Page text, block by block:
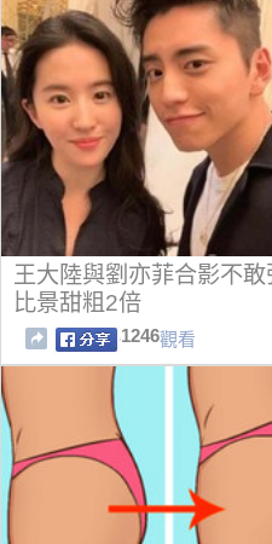
王大陸與劉亦菲合影不
比景甜粗2倍
1246觀看